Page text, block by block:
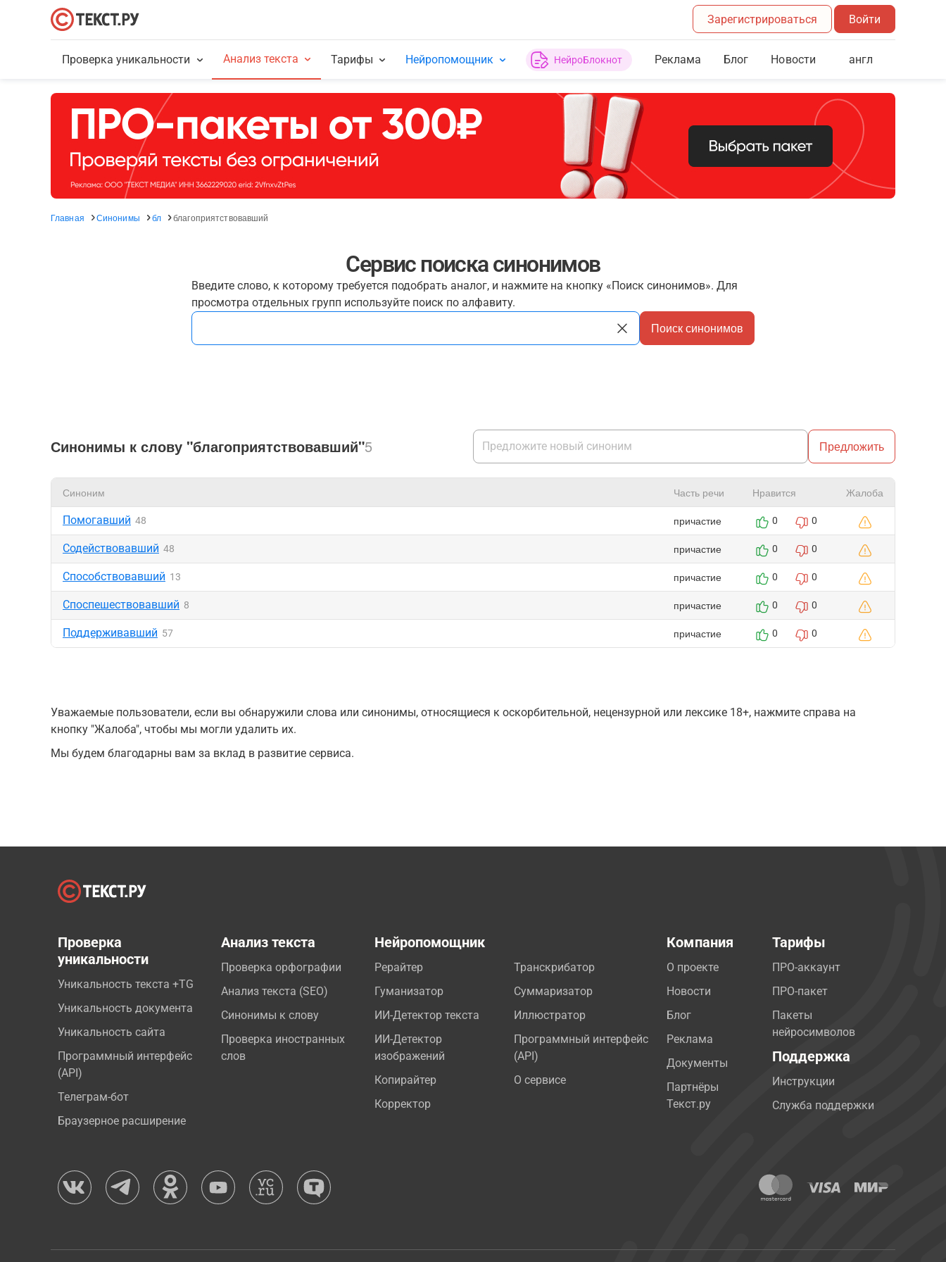
Зарегистрироваться Войти
Проверка уникальности Анализ текста Тарифы Нейропомощник НейроБлокнот Реклама Блог Новости англ
Главная Синонимы бл благоприятствовавший
Сервис поиска синонимов
Введите слово, к которому требуется подобрать аналог, и нажмите на кнопку «Поиск синонимов». Для
просмотра отдельных групп используйте поиск по алфавиту.
Поиск синонимов
Синонимы к слову "благоприятствовавший"5 Предложить
Синоним Часть речи Нравится Жалоба
Помогавший 48 причастие 0 0
Содействовавший 48 причастие 0 0
Способствовавший 13 причастие 0 0
Споспешествовавший 8 причастие 0 0
Поддерживавший 57 причастие 0 0
Уважаемые пользователи, если вы обнаружили слова или синонимы, относящиеся к оскорбительной, нецензурной или лексике 18+, нажмите справа на
кнопку "Жалоба", чтобы мы могли удалить их.
Мы будем благодарны вам за вклад в развитие сервиса.
Проверка
уникальности
Уникальность текста +TG
Уникальность документа
Уникальность сайта
Программный интерфейс
(API)
Телеграм-бот
Браузерное расширение
Анализ текста
Проверка орфографии
Анализ текста (SEO)
Синонимы к слову
Проверка иностранных
слов
Нейропомощник
Рерайтер
Гуманизатор
ИИ-Детектор текста
ИИ-Детектор
изображений
Копирайтер
Корректор
Транскрибатор
Суммаризатор
Иллюстратор
Программный интерфейс
(API)
О сервисе
Компания
О проекте
Новости
Блог
Реклама
Документы
Партнёры
Текст.ру
Тарифы
ПРО-аккаунт
ПРО-пакет
Пакеты
нейросимволов
Поддержка
Инструкции
Служба поддержки